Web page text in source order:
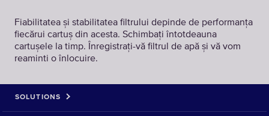
Fiabilitatea și stabilitatea filtrului depinde de performanța
fiecărui cartuș din acesta. Schimbați întotdeauna
cartușele la timp. Înregistrați-vă filtrul de apă și vă vom
reaminti o înlocuire.
SOLUTIONS